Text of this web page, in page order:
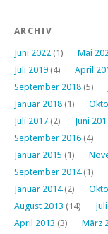
ARCHIV
Juni 2022 (1) Mai
Juli 2019 (4) April
September 2018 (5)
Januar 2018 (1)
Juli 2017 (2) Juni
September 2016 (4)
Januar 2015 (1)
September 2014(1)
Januar 2014(2)
August 2013 (14)
April 2013 (3) März